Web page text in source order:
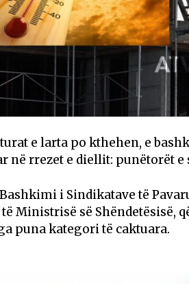
e larta po kthehen, e
në rrezet e diellit: punëtorët
i Sindikatave të
Ministrisë së Shëndetësisë,
puna kategori të caktuara.